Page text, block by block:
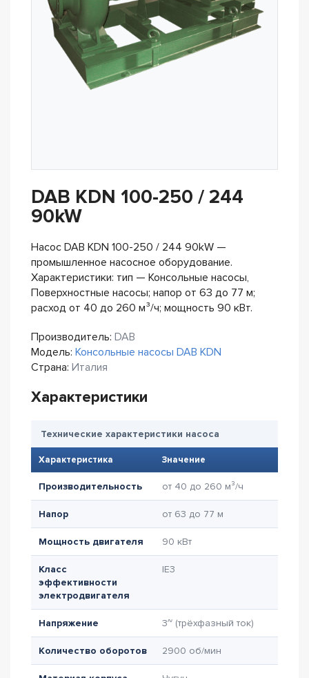
DAB KDN 100-250 / 244
90kW
Насос DAB KDN 100-250 / 244 90kW —
промышленное насосное оборудование.
Характеристики: тип — Консольные насосы,
Поверхностные насосы; напор от 63 до 77 м;
расход от 40 до 260 м³/ч; мощность 90 кВт.
Производитель: DAB
Модель: Консольные насосы DAB KDN
Страна: Италия
Характеристики
Технические характеристики насоса
Характеристика Значение
Производительность от 40 до 260 м³/ч
Напор от 63 до 77 м
Мощность двигателя 90 кВт
Класс
эффективности
электродвигателя
IE3
Напряжение 3~ (трёхфазный ток)
Количество оборотов 2900 об/мин